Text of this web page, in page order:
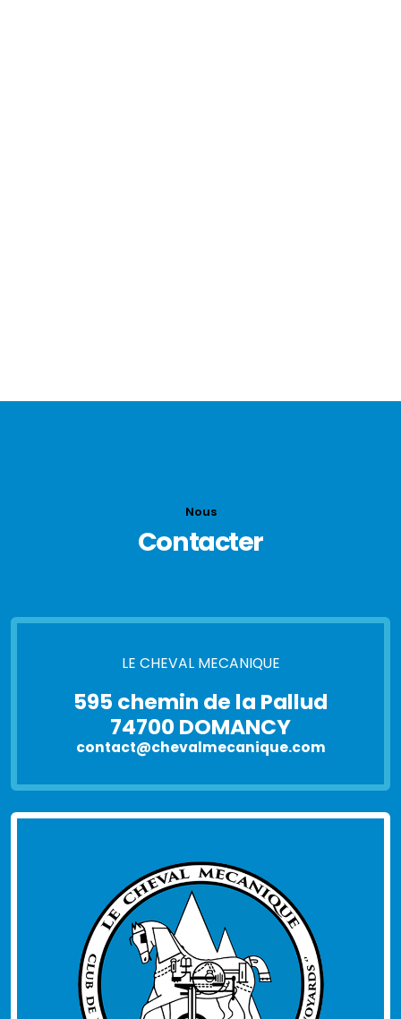
Nous
Contacter
LE CHEVAL MECANIQUE
595 chemin de la Pallud
74700 DOMANCY
contact@chevalmecanique.com